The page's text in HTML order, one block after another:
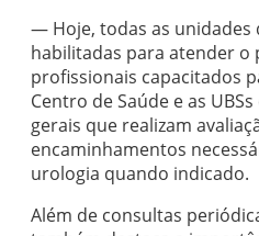
— Hoje, todas as unidades
habilitadas para atender o
profissionais capacitados
Centro de Saúde e as
gerais que realizam
encaminhamentos
urologia quando indicado.
Além de consultas